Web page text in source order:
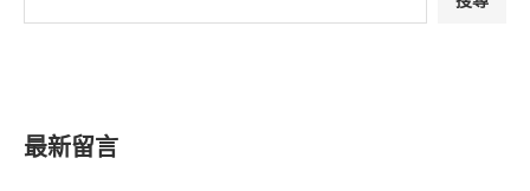
最新留言